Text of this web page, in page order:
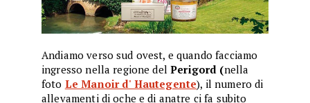
Andiamo verso sud ovest, e quando facciamo
ingresso nella regione delPerigord (nella
foto Le Manoir d' Hautegente), il numero di
allevamenti di oche e di anatre ci fa subito